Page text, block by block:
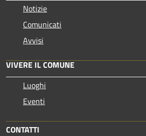
Notizie
Comunicati
Avvisi
VIVERE IL COMUNE
Luoghi
Eventi
CONTATTI